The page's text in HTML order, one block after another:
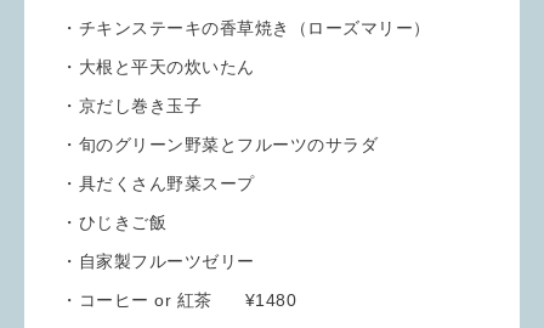
・チキンステーキの香草焼き（ローズマリー）
・大根と平天の炊いたん
・京だし巻き玉子
・旬のグリーン野菜とフルーツのサラダ
・具だくさん野菜スープ
・ひじきご飯
・自家製フルーツゼリー
・コーヒー or 紅茶 ¥1480